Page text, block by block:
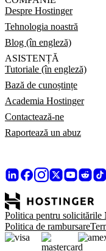
Despre Hostinger
Tehnologia noastră
Blog (în engleză)
ASISTENȚĂ
Tutoriale (în engleză)
Bază de cunoștințe
Academia Hostinger
Contactează-ne
Raportează un abuz
Politica pentru solicitările
Politica de rambursare